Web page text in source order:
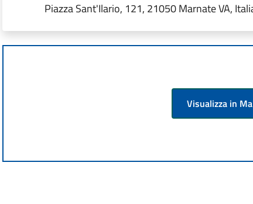
Piazza Sant'Ilario, 121, 21050 Marnate VA,
Visualizza in